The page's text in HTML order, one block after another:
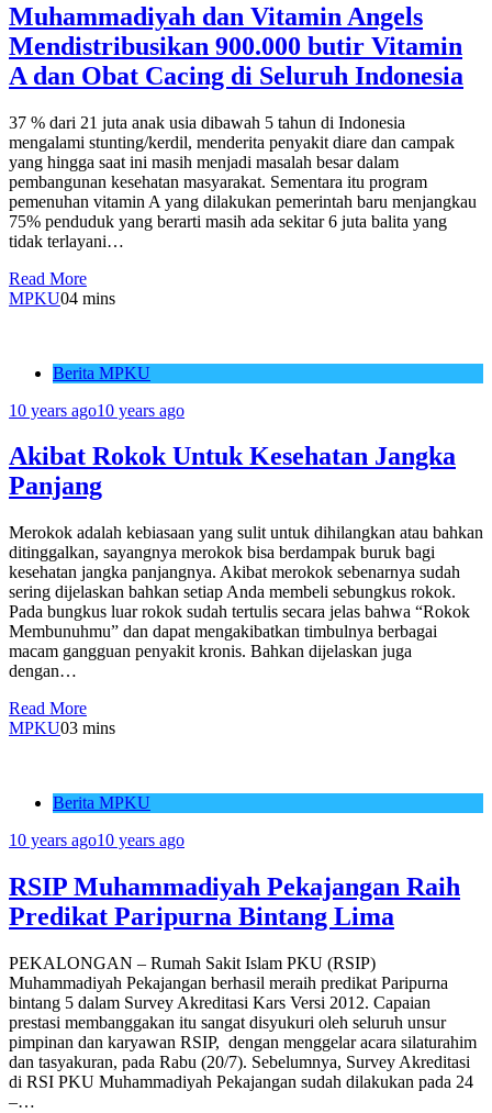
Muhammadiyah dan Vitamin Angels
Mendistribusikan 900.000 butir Vitamin
A dan Obat Cacing di Seluruh Indonesia
37 % dari 21 juta anak usia dibawah 5 tahun di Indonesia
mengalami stunting/kerdil, menderita penyakit diare dan campak
yang hingga saat ini masih menjadi masalah besar dalam
pembangunan kesehatan masyarakat. Sementara itu program
pemenuhan vitamin A yang dilakukan pemerintah baru menjangkau
75% penduduk yang berarti masih ada sekitar 6 juta balita yang
tidak terlayani…
Read More
MPKU04 mins
Berita MPKU
10 years ago10 years ago
Akibat Rokok Untuk Kesehatan Jangka
Panjang
Merokok adalah kebiasaan yang sulit untuk dihilangkan atau bahkan
ditinggalkan, sayangnya merokok bisa berdampak buruk bagi
kesehatan jangka panjangnya. Akibat merokok sebenarnya sudah
sering dijelaskan bahkan setiap Anda membeli sebungkus rokok.
Pada bungkus luar rokok sudah tertulis secara jelas bahwa “Rokok
Membunuhmu” dan dapat mengakibatkan timbulnya berbagai
macam gangguan penyakit kronis. Bahkan dijelaskan juga
dengan…
Read More
MPKU03 mins
Berita MPKU
10 years ago10 years ago
RSIP Muhammadiyah Pekajangan Raih
Predikat Paripurna Bintang Lima
PEKALONGAN – Rumah Sakit Islam PKU (RSIP)
Muhammadiyah Pekajangan berhasil meraih predikat Paripurna
bintang 5 dalam Survey Akreditasi Kars Versi 2012. Capaian
prestasi membanggakan itu sangat disyukuri oleh seluruh unsur
pimpinan dan karyawan RSIP, dengan menggelar acara silaturahim
dan tasyakuran, pada Rabu (20/7). Sebelumnya, Survey Akreditasi
di RSI PKU Muhammadiyah Pekajangan sudah dilakukan pada 24
–…